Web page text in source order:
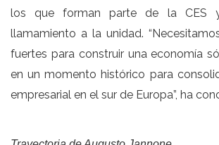
los que forman parte de la CES
llamamiento a la unidad.
fuertes para construir una economía
en un momento histórico para
empresarial en el sur de Europa”, ha